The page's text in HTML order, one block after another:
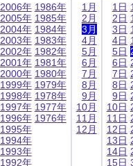
2006年
2005年
2004年
2003年
2002年
2001年
2000年
1999年
1998年
1997年
1996年
1995年
1994年
1993年
1992年
1986年
1985年
1984年
1983年
1982年
1981年
1980年
1979年
1978年
1977年
1976年
1月
2月
3月
4月
5月
6月
7月
8月
9月
10月
11月
12月
1日
2日
3日
4日
5日
6日
7日
8日
9日
10日
11日
12日
13日
14日
15日